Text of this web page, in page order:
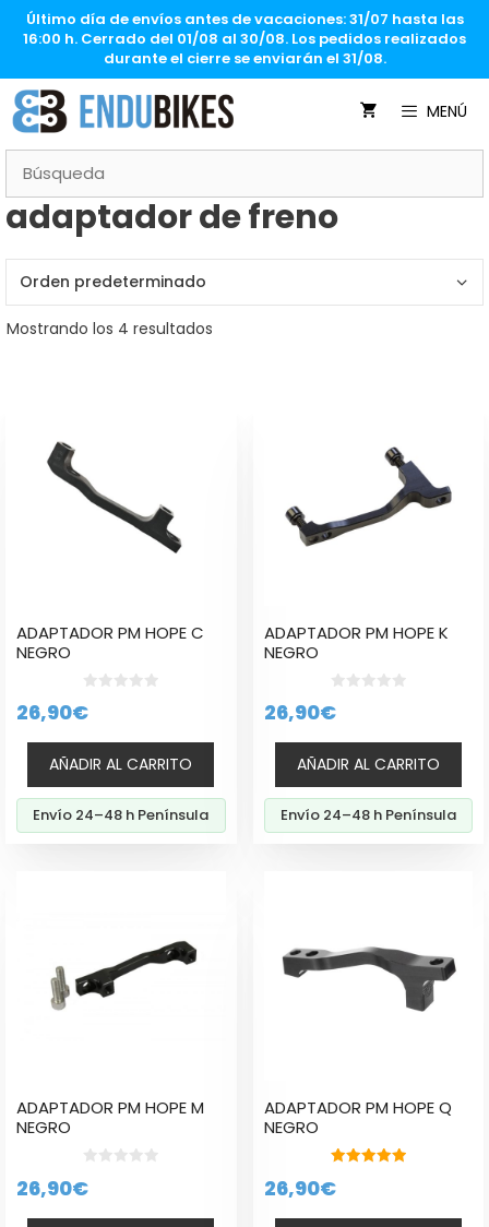
SaltarÚltimo día de envíos antes de vacaciones: 31/07 hasta las
16:00 h. Cerrado del 01/08 al 30/08. Los pedidos realizados
durante el cierre se enviarán el 31/08.
MENÚ
adaptador de freno
Mostrando los 4 resultados
ADAPTADOR PM HOPE C
NEGRO
d
5
26,90€
AÑADIR AL CARRITO
Envío 24–48 h Península
ADAPTADOR PM HOPE K
NEGRO
d
5
26,90€
AÑADIR AL CARRITO
Envío 24–48 h Península
ADAPTADOR PM HOPE M
NEGRO
d
26,90€
ADAPTADOR PM HOPE Q
NEGRO
de 5
26,90€